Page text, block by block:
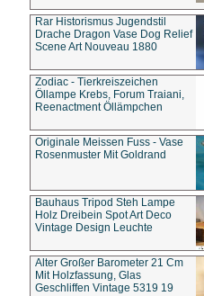
Rar Historismus Jugendstil
Drache Dragon Vase Dog Relief
Scene Art Nouveau 1880
Zodiac - Tierkreiszeichen
Öllampe Krebs, Forum Traiani,
Reenactment Öllämpchen
Originale Meissen Fuss - Vase
Rosenmuster Mit Goldrand
Bauhaus Tripod Steh Lampe
Holz Dreibein Spot Art Deco
Vintage Design Leuchte
Alter Großer Barometer 21 Cm
Mit Holzfassung, Glas
Geschliffen Vintage 5319 19